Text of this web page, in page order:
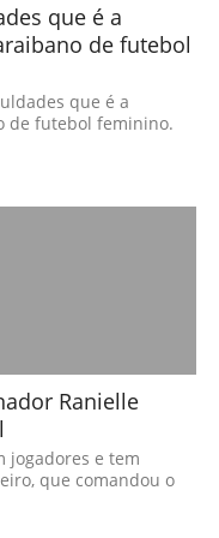
que é a
de futebol
que é a
de futebol feminino.
Ranielle
jogadores e tem
que comandou o